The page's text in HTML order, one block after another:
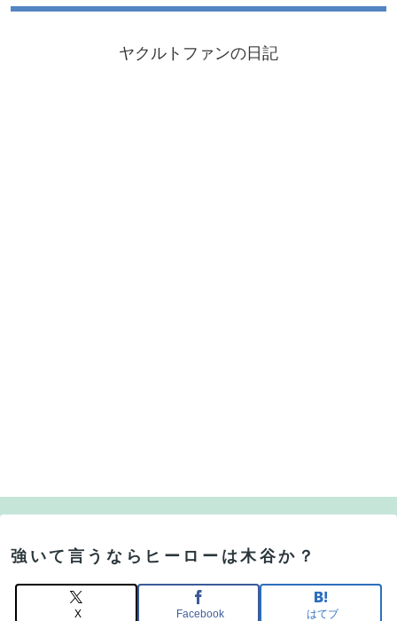
ヤクルトファンの日記
強いて言うならヒーローは木谷か？
X Facebook はてブ